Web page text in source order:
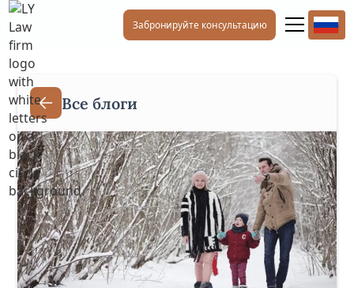
Забронируйте консультацию
Все блоги